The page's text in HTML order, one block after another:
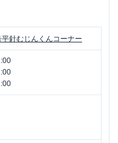
平針むじんくんコーナー